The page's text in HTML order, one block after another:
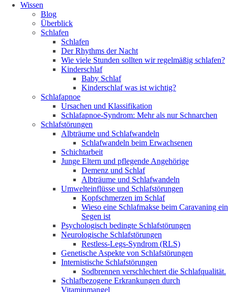
Wissen
Blog
Überblick
Schlafen
Schlafen
Der Rhythms der Nacht
Wie viele Stunden sollten wir regelmäßig schlafen?
Kinderschlaf
Baby Schlaf
Kinderschlaf was ist wichtig?
Schlafapnoe
Ursachen und Klassifikation
Schlafapnoe-Syndrom: Mehr als nur Schnarchen
Schlafstörungen
Albträume und Schlafwandeln
Schlafwandeln beim Erwachsenen
Schichtarbeit
Junge Eltern und pflegende Angehörige
Demenz und Schlaf
Albträume und Schlafwandeln
Umwelteinflüsse und Schlafstörungen
Kopfschmerzen im Schlaf
Wieso eine Schlafmakse beim Caravaning ein
Segen ist
Psychologisch bedingte Schlafstörungen
Neurologische Schlafstörungen
Restless-Legs-Syndrom (RLS)
Genetische Aspekte von Schlafstörungen
Internistische Schlafstörungen
Sodbrennen verschlechtert die Schlafqualität.
Schlafbezogene Erkrankungen durch
Vitaminmangel